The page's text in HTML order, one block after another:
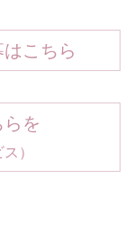
こちら
を
）